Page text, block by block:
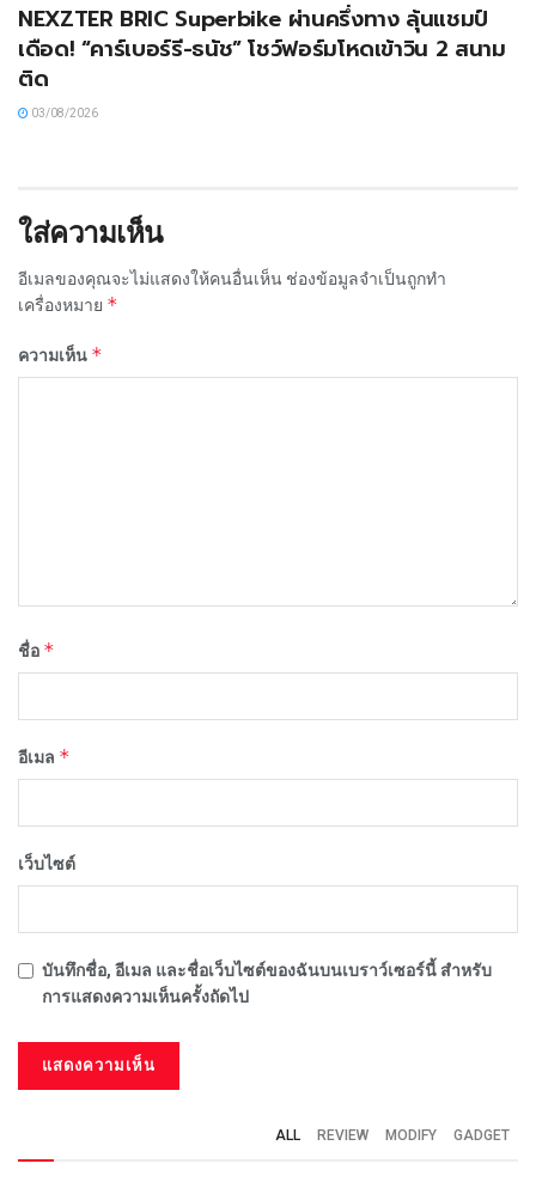
NEXZTER BRIC Superbike ผ่านครึ่งทาง ลุ้นแชมป์
เดือด! “คาร์เบอร์รี-ธนัช” โชว์ฟอร์มโหดเข้าวิน 2 สนาม
ติด
03/08/2026
ใส่ความเห็น
อีเมลของคุณจะไม่แสดงให้คนอื่นเห็น ช่องข้อมูลจำเป็นถูกทำ
เครื่องหมาย *
ความเห็น *
ชื่อ *
อีเมล *
เว็บไซต์
บันทึกชื่อ, อีเมล และชื่อเว็บไซต์ของฉันบนเบราว์เซอร์นี้ สำหรับ
การแสดงความเห็นครั้งถัดไป
ALL REVIEW MODIFY GADGET